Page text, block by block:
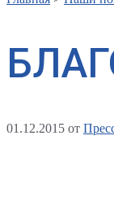
01.12.2015 от